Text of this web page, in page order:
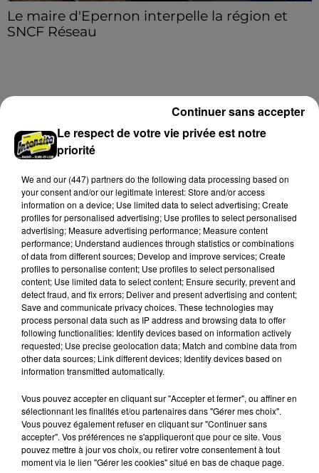
Le maire d'Epernon interpelle la région et
SNCF Réseau
Voir plus
Le maire d'Epernon interpelle la région et
SNCF Réseau
Loïc Bour a fait remonter le ras-le-bol des usagers de
la ligne TER Paris-Chartres et demande une vigilance
LE GRAND FORMAT Voir plus
Le respect de votre vie privée est notre
priorité
We and our (447) partnersdo the following data processing based on
your consent and/or our legitimate interest: Store and/or access
information on a device; Use limited data to select advertising; Create
profiles for personalised advertising; Use profiles to select personalised
advertising; Measure advertising performance; Measure content
performance; Understand audiences through statistics or combinations
of data from different sources; Develop and improve services; Create
profiles to personalise content; Use profiles to select personalised
content; Use limited data to select content; Ensure security, prevent and
detect fraud, and fix errors; Deliver and present advertising and content;
Save and communicate privacy choices. These technologies may
process personal data such as IP address and browsing data to offer
following functionalities: Identify devices based on information actively
requested; Use precise geolocation data; Match and combine data from
other data sources; Link different devices; Identify devices based on
information transmitted automatically.
Vous pouvez accepter en cliquant sur "Accepter et fermer", ou affiner en
sélectionnant les finalités et/ou partenaires dans "Gérer mes choix".
Vous pouvez également refuser en cliquant sur "Continuer sans
accepter". Vos préférences ne s'appliqueront que pour ce site. Vous
pouvez mettre à jour vos choix, ou retirer votre consentement à tout
moment via le lien "Gérer les cookies" situé en bas de chaque page.
Continuer sans accepter